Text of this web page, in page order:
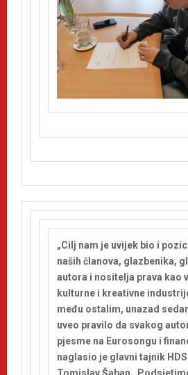
„Cilj nam je uvijek bio i
naših članova, glazbenika,
autora i nositelja prava kao
kulturne i kreativne
među ostalim, unazad
uveo pravilo da svakog
pjesme na Eurosongu i
naglasio je glavni tajnik
Tomislav Šaban.